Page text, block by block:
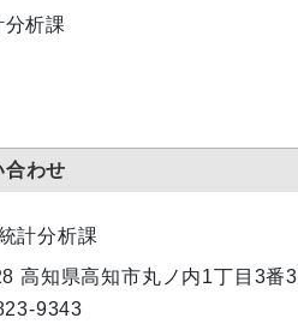
分析課
合わせ
計分析課
高知県高知市丸ノ内1丁目3番
9343